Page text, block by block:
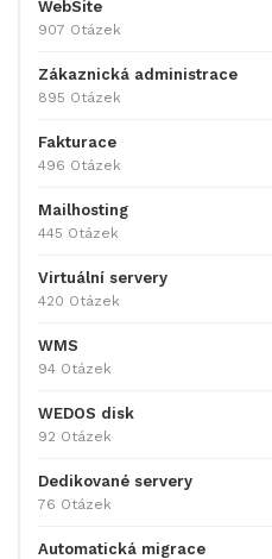
WebSite
907 Otázek
Zákaznická administrace
895 Otázek
Fakturace
496 Otázek
Mailhosting
445 Otázek
Virtuální servery
420 Otázek
WMS
94 Otázek
WEDOS disk
92 Otázek
Dedikované servery
76 Otázek
Automatická migrace